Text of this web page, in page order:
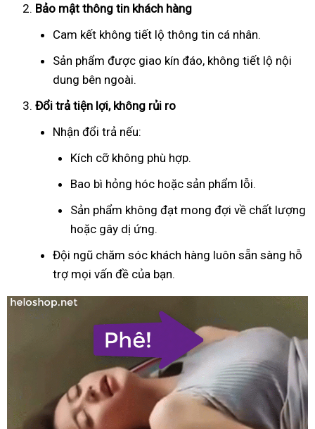
Bảo mật thông tin khách hàng
Cam kết không tiết lộ thông tin cá nhân.
Sản phẩm được giao kín đáo, không tiết lộ nội
dung bên ngoài.
Đổi trả tiện lợi, không rủi ro
Nhận đổi trả nếu:
Kích cỡ không phù hợp.
Bao bì hỏng hóc hoặc sản phẩm lỗi.
Sản phẩm không đạt mong đợi về chất lượng
hoặc gây dị ứng.
Đội ngũ chăm sóc khách hàng luôn sẵn sàng hỗ
trợ mọi vấn đề của bạn.